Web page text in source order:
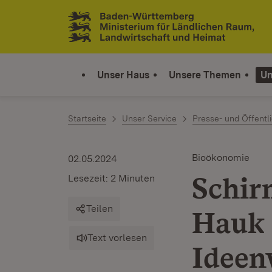
Zum Inhalt springen
Link zur Startseite
Unser Haus Unsere Themen
Startseite Unser Service Presse- und
Bioökonomie
02.05.2024
Lesezeit: 2 Minuten
Teilen
Text vorlesen